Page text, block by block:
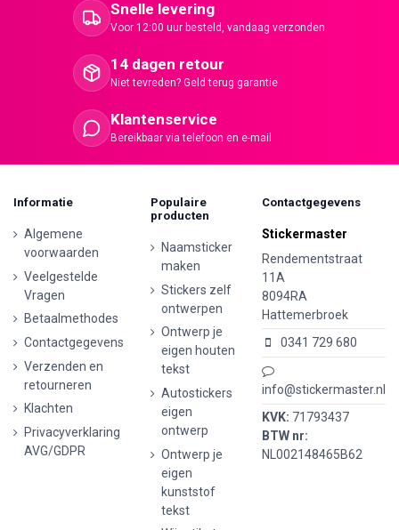
Snelle levering
Voor 12:00 uur besteld, vandaag verzonden
14 dagen retour
Niet tevreden? Geld terug garantie
Klantenservice
Bereikbaar via telefoon en e-mail
Informatie
Algemene
voorwaarden
Veelgestelde
Vragen
Betaalmethodes
Contactgegevens
Verzenden en
retourneren
Klachten
Privacyverklaring
AVG/GDPR
Populaire
producten
Naamsticker
maken
Stickers zelf
ontwerpen
Ontwerp je
eigen houten
tekst
Autostickers
eigen
ontwerp
Ontwerp je
eigen
kunststof
tekst
Contactgegevens
Stickermaster
Rendementstraat
11A
8094RA
Hattemerbroek
0341 729 680
info@stickermaster.nl
KVK: 71793437
BTW nr:
NL002148465B62